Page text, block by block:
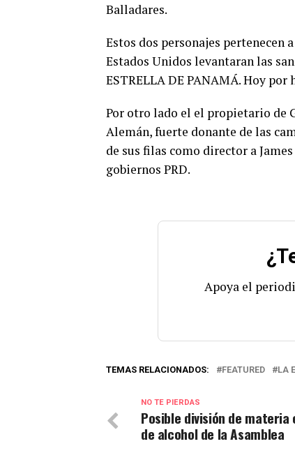
Balladares.
Estos dos personajes pertenecen
Estados Unidos levantaran las
ESTRELLA DE PANAMÁ. Hoy
Por otro lado el el propietario de
Alemán, fuerte donante de las
de sus filas como director a
gobiernos PRD.
Apoya el
TEMAS RELACIONADOS: FEATURED LA
NO TE PIERDAS
Posible división de materia
de alcohol de la Asamblea